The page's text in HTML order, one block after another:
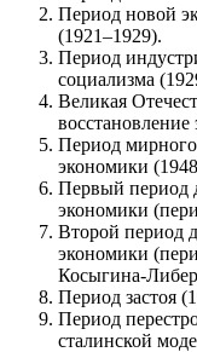
Период новой
(1921–1929).
Период
социализма
Великая
Период мирного
экономики
Первый период
экономики
Второй период
экономики
Косыгина-
Период застоя
Период
сталинской